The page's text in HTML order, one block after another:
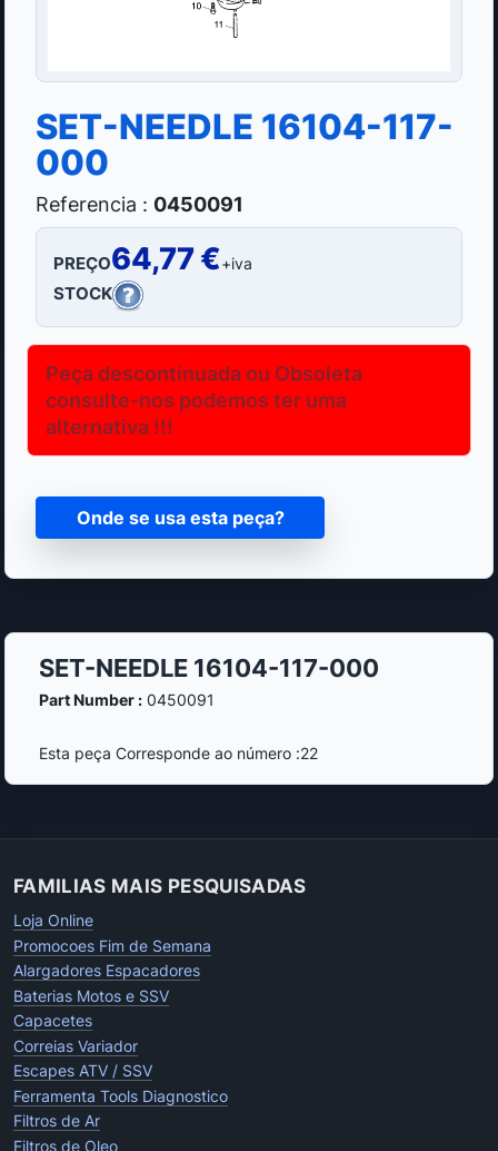
SET-NEEDLE 16104-117-
000
Referencia : 0450091
PREÇO64,77 €+iva
STOCK
Peça descontinuada ou Obsoleta
consulte-nos podemos ter uma
alternativa !!!
Onde se usa esta peça?
SET-NEEDLE 16104-117-000
Part Number :0450091
Esta peça Corresponde ao número :22
FAMILIAS MAIS PESQUISADAS
Loja Online
Promocoes Fim de Semana
Alargadores Espacadores
Baterias Motos e SSV
Capacetes
Correias Variador
Escapes ATV / SSV
Ferramenta Tools Diagnostico
Filtros de Ar
Filtros de Oleo